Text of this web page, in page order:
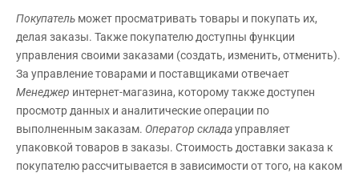
Покупатель может просматривать товары и покупать их,
делая заказы. Также покупателю доступны функции
управления своими заказами (создать, изменить, отменить).
За управление товарами и поставщиками отвечает
Менеджер интернет-магазина, которому также доступен
просмотр данных и аналитические операции по
выполненным заказам. Оператор складауправляет
упаковкой товаров в заказы. Стоимость доставки заказа к
покупателю рассчитывается в зависимости от того, на каком